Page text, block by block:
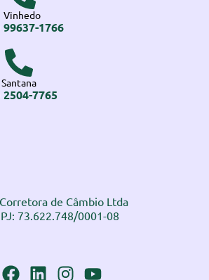
Vinhedo
99637-1766
Santana
2504-7765
de Câmbio Ltda
73.622.748/0001-08